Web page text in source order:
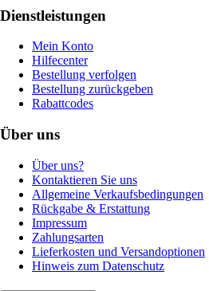
Dienstleistungen
Mein Konto
Hilfecenter
Bestellung verfolgen
Bestellung zurückgeben
Rabattcodes
Über uns
Über uns?
Kontaktieren Sie uns
Allgemeine Verkaufsbedingungen
Rückgabe & Erstattung
Impressum
Zahlungsarten
Lieferkosten und Versandoptionen
Hinweis zum Datenschutz